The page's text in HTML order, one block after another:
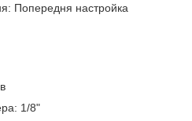
Попередня настройка
1/8"